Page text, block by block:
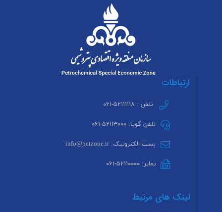
ارتباطات
تلفن : ۵۲۱۱۱۱۱۸-۰۶۱
تلفن گویا: ۵۲۱۱۳۰۰۰-۰۶۱
پست الکترونیک: info@petzone.ir
نمابر: ۵۲۱۱۰۰۰۰-۰۶۱
لینک های مرتبط